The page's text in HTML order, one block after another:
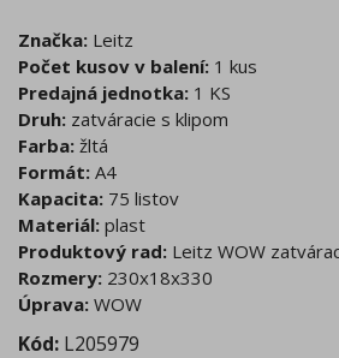
Značka: Leitz
Počet kusov v balení: 1 kus
Predajná jednotka: 1 KS
Druh: zatváracie s klipom
Farba: žltá
Formát: A4
Kapacita: 75 listov
Materiál: plast
Produktový rad: Leitz WOW
Rozmery: 230x18x330
Úprava: WOW
Kód: L205979